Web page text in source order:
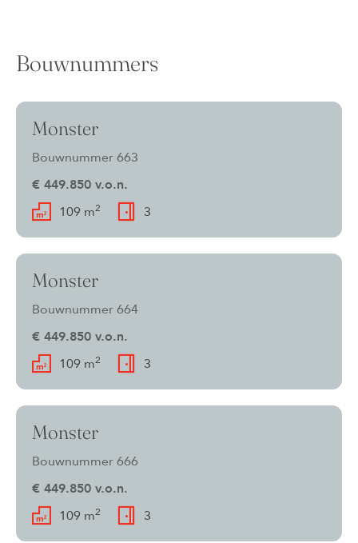
Bouwnummers
Monster
Bouwnummer 663
€ 449.850 v.o.n.
109 m2 3
Monster
Bouwnummer 664
€ 449.850 v.o.n.
109 m2 3
Monster
Bouwnummer 666
€ 449.850 v.o.n.
109 m2 3